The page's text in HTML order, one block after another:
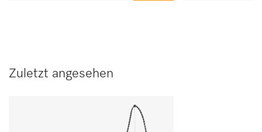
Zuletzt angesehen